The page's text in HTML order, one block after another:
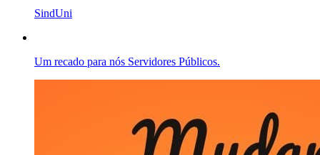
SindUni
Um recado para nós Servidores Públicos.